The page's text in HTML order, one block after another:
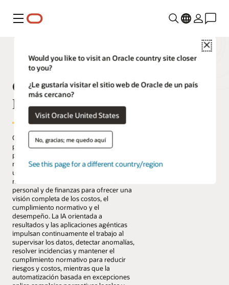
Menú
Close
Would you like to visit an Oracle country site closer
to you?
¿Le gustaría visitar el sitio web de Oracle de un país
más cercano?
Visit Oracle United States
No, gracias; me quedo aquí
See this page for a different country/region
Oracle Fusion Cloud
Payroll
Oracle Payroll permite gestionar los
pagos de sus empleados en más de 60
países y respaldar su expansión hacia
nuevos mercados. Integrada de forma
unificada con HCM y ERP, esta solución
nativa en la nube conecta los datos del
personal y de finanzas para ofrecer una
visión completa de los costos, el
cumplimiento normativo y el
desempeño. La IA orientada a
resultados y las aplicaciones agénticas
impulsan continuamente el trabajo al
supervisar los datos, detectar anomalías,
resolver incidencias y mantener el
cumplimiento normativo para reducir
riesgos y costos, mientras que la
automatización basada en excepciones